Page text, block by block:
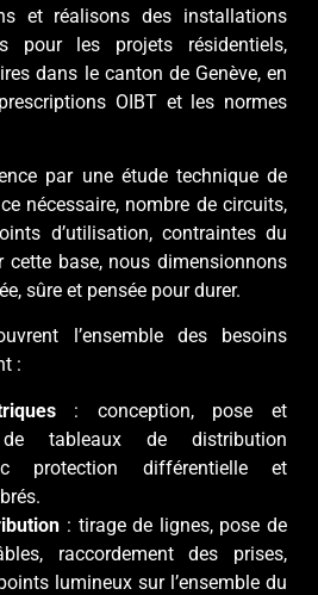
et réalisons des installations
pour les projets résidentiels,
dans le canton de Genève, en
OIBT et les normes
par une étude technique de
nécessaire, nombre de circuits,
d’utilisation, contraintes du
cette base, nous dimensionnons
sûre et pensée pour durer.
l’ensemble des besoins
:
: conception, pose et
de tableaux de distribution
protection différentielle et
: tirage de lignes, pose de
raccordement des prises,
lumineux sur l’ensemble du